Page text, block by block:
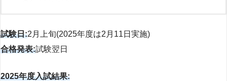
試験日:2月上旬(2025年度は2月11日実施)
合格発表:試験翌日
2025年度入試結果: